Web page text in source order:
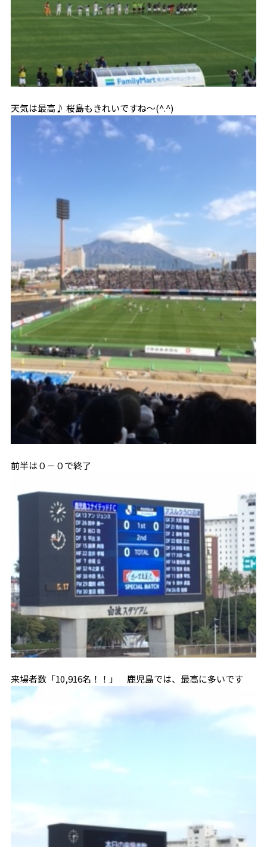
天気は最高♪ 桜島もきれいですね～(^.^)
前半は０－０で終了
来場者数「10,916名！！」 鹿児島では、最高に多いです